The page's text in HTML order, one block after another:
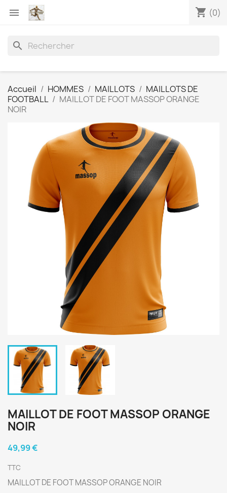
 shopping_cart (0)
search
Accueil HOMMES MAILLOTS
MAILLOTS DE
FOOTBALL
MAILLOT DE FOOT MASSOP ORANGE
NOIR
MAILLOT DE FOOT MASSOP ORANGE
NOIR
49,99 €
TTC
MAILLOT DE FOOT MASSOP ORANGE NOIR